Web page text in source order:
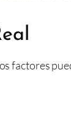
factores